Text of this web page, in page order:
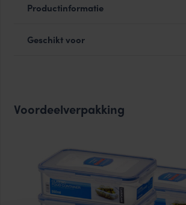
Productinformatie
Geschikt voor
Voordeelverpakking